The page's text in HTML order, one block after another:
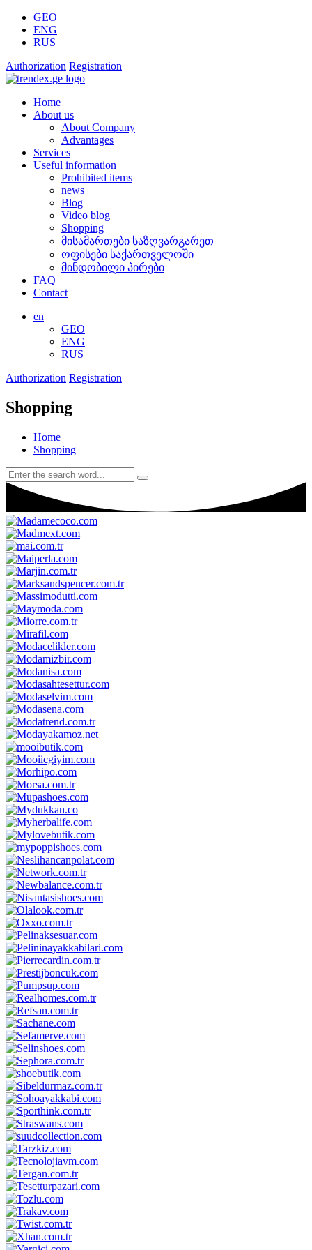
GEO
ENG
RUS
Authorization Registration
Home
About us
About Company
Advantages
Services
Useful information
Prohibited items
news
Blog
Video blog
Shopping
მისამართები საზღვარგარეთ
ოფისები საქართველოში
მინდობილი პირები
FAQ
Contact
en
GEO
ENG
RUS
Authorization Registration
Shopping
Home
Shopping